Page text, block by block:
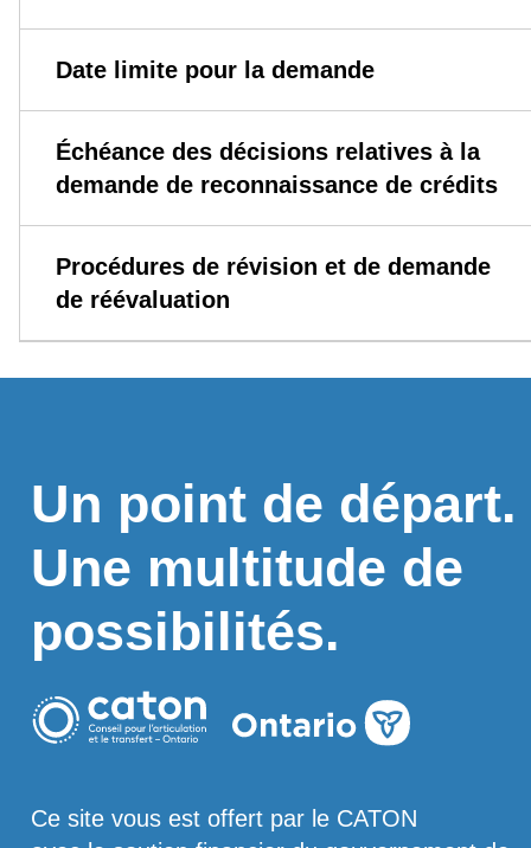
Date limite pour la demande
Échéance des décisions relatives à la
demande de reconnaissance de crédits
Procédures de révision et de demande
de réévaluation
Un point de départ.
Une multitude de
possibilités.
Ce site vous est offert par le CATON